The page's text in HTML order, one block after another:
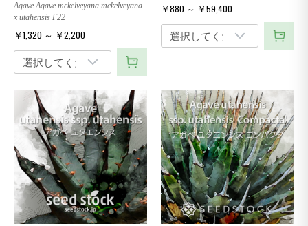
Agave Agave mckelveyana mckelveyana
x utahensis F22
￥1,320 ～ ￥2,200
￥880 ～ ￥59,400